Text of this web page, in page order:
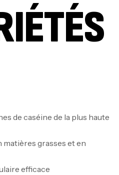
de caséine de la plus haute
matières grasses et en
efficace